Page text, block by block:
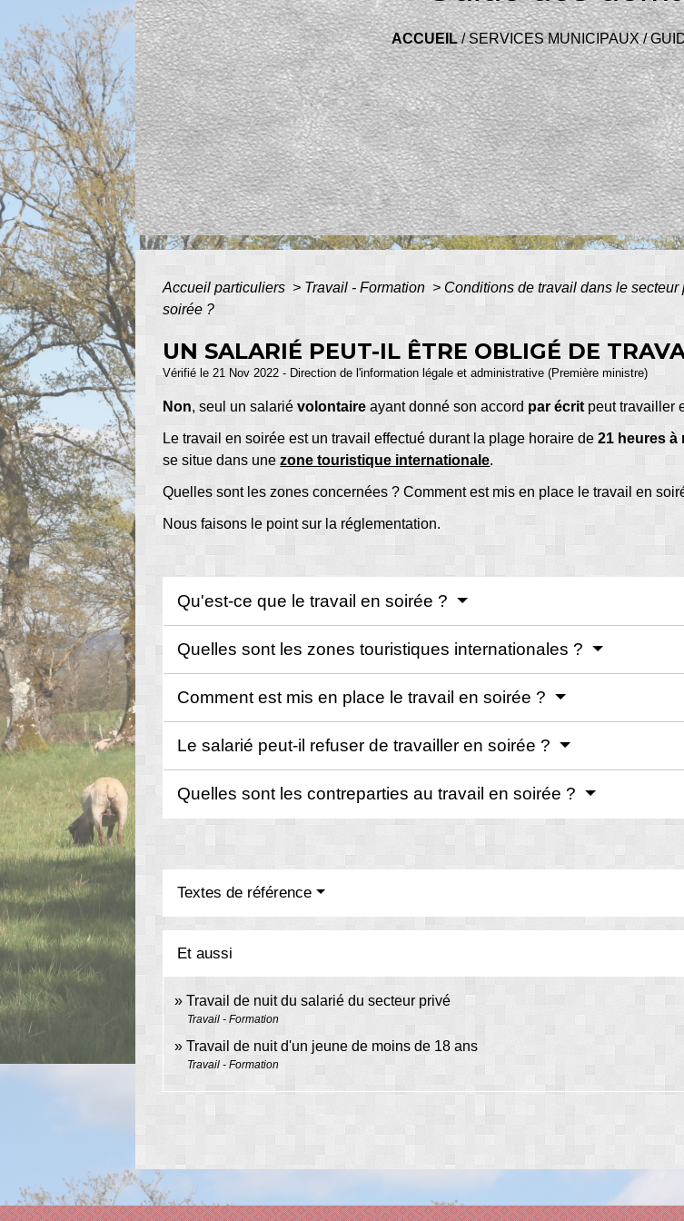
ACCUEIL/SERVICES MUNICIPAUX/
Accueil particuliers > Travail - Formation > Conditions de travail dans le secteur
soirée ?
UN SALARIÉ PEUT-IL ÊTRE OBLIGÉ DE
Vérifié le 21 Nov 2022 - Direction de l'information légale et administrative (Première ministre)
Non, seul un salariévolontaire ayant donné son accord par écritpeut travailler
Le travail en soirée est un travail effectué durant la plage horaire de21 heures à
se situe dans unezone touristique internationale.
Quelles sont les zones concernées ? Comment est mis en place le travail en
Nous faisons le point sur la réglementation.
Qu'est-ce que le travail en soirée ?
Quelles sont les zones touristiques internationales ?
Comment est mis en place le travail en soirée ?
Le salarié peut-il refuser de travailler en soirée ?
Quelles sont les contreparties au travail en soirée ?
Textes de référence
Et aussi
Travail de nuit du salarié du secteur privé
Travail - Formation
Travail de nuit d'un jeune de moins de 18 ans
Travail - Formation